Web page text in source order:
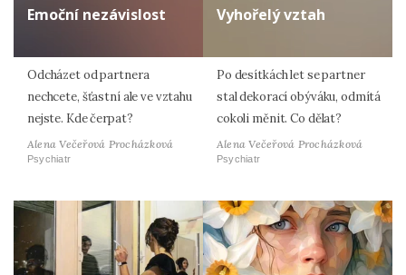
Emoční nezávislost
Odcházet od partnera
nechcete, šťastní ale ve vztahu
nejste. Kde čerpat?
Alena Večeřová Procházková
Psychiatr
Vyhořelý vztah
Po desítkách let se partner
stal dekorací obýváku, odmítá
cokoli měnit. Co dělat?
Alena Večeřová Procházková
Psychiatr